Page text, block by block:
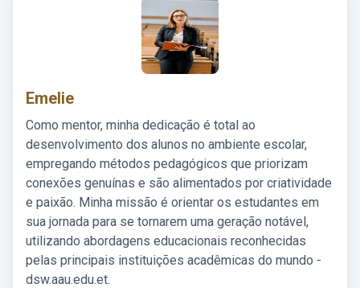
Emelie
Como mentor, minha dedicação é total ao
desenvolvimento dos alunos no ambiente escolar,
empregando métodos pedagógicos que priorizam
conexões genuínas e são alimentados por criatividade
e paixão. Minha missão é orientar os estudantes em
sua jornada para se tornarem uma geração notável,
utilizando abordagens educacionais reconhecidas
pelas principais instituições acadêmicas do mundo -
dsw.aau.edu.et.